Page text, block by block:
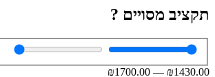
תקציב מסויים ?
₪1430.00
—
₪1700.00